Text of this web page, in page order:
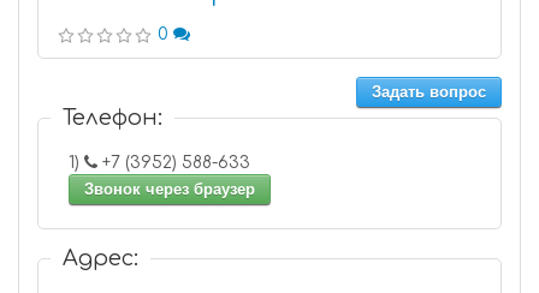
0
Задать вопрос
Телефон:
1)
+7 (3952) 588-633
Звонок через браузер
Адрес: